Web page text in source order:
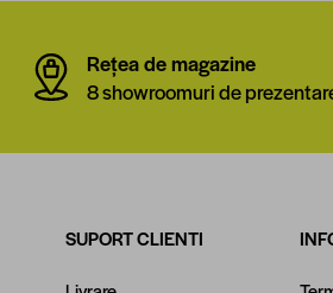
Rețea de magazine
8 showroomuri de
SUPORT CLIENTI